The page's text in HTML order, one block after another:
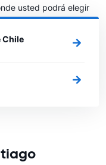
usted podrá elegir
coche.
Chile